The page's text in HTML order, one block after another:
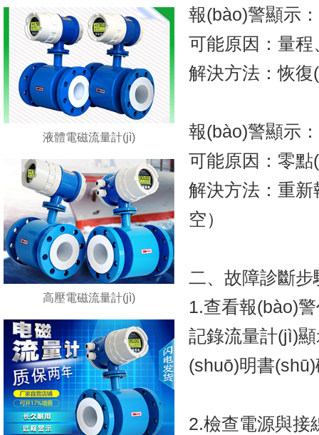
液體電磁流量計(jì)
高壓電磁流量計(jì)
報(bào)警顯示
可能原因：量程
解決方法：恢
報(bào)警顯示
可能原因：零
解決方法：重
空）
二、故障診斷步
1.查看報(bào)
記錄流量計(jì)顯
(shuō)明書(shū)
2.檢查電源與接